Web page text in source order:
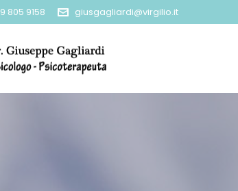
805 9158 giusgagliardi@virgilio.it